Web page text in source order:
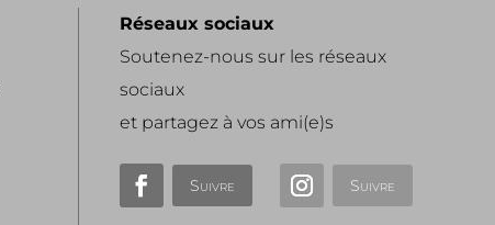
Réseaux sociaux
Soutenez-nous sur les réseaux
sociaux
et partagez à vos ami(e)s
Suivre Suivre